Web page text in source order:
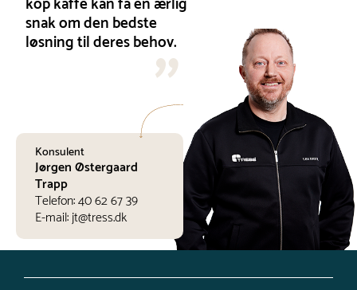
snak om den bedste
løsning til deres behov.
Konsulent
Jørgen Østergaard
Trapp
Telefon:40 62 67 39
E-mail:jt@tress.dk